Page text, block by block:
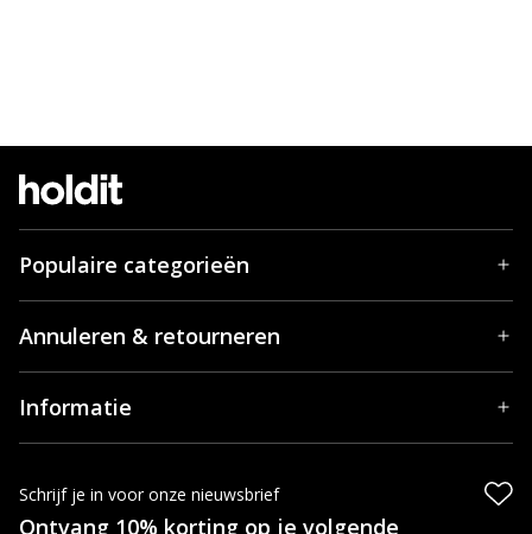
Populaire categorieën
Annuleren & retourneren
Informatie
Schrijf je in voor onze nieuwsbrief
Ontvang 10% korting op je volgende